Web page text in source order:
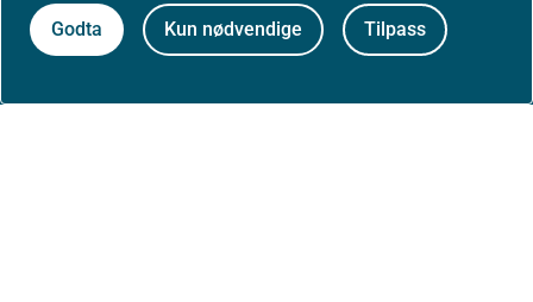
Godta Kun nødvendige Tilpass